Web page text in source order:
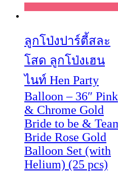
ลูกโป่งปาร์ตี้สละ
โสด ลูกโป่งเฮน
ไนท์ Hen Party
Balloon – 36″ Pink
& Chrome Gold
Bride to be &
Bride Rose Gold
Balloon Set (with
Helium) (25 pcs)